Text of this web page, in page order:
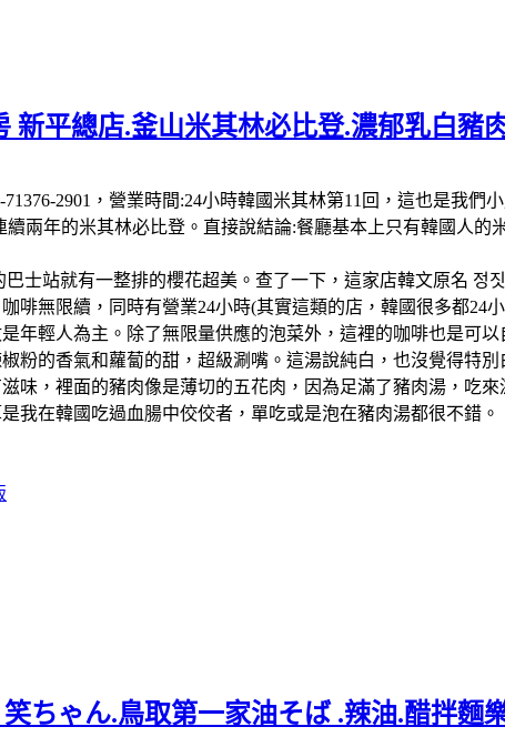
新平總店.釜山米其林必比登.濃郁乳白豬
71376-2901，營業時間:24小時韓國米其林第11回，這也是我
兩年的米其林必比登。直接說結論:餐廳基本上只有韓國人
士站就有一整排的櫻花超美。查了一下，這家店韓文原名 정
啡無限續，同時有營業24小時(其實這類的店，韓國很多都24
年輕人為主。除了無限量供應的泡菜外，這裡的咖啡也是可
粉的香氣和蘿蔔的甜，超級涮嘴。這湯說純白，也沒覺得特
味，裡面的豬肉像是薄切的五花肉，因為足滿了豬肉湯，吃
我在韓國吃過血腸中佼佼者，單吃或是泡在豬肉湯都很不錯。
ちゃん.鳥取第一家油そば .辣油.醋拌麵